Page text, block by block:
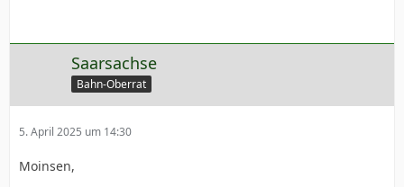
Saarsachse
Bahn-Oberrat
5. April 2025 um 14:30
Moinsen,